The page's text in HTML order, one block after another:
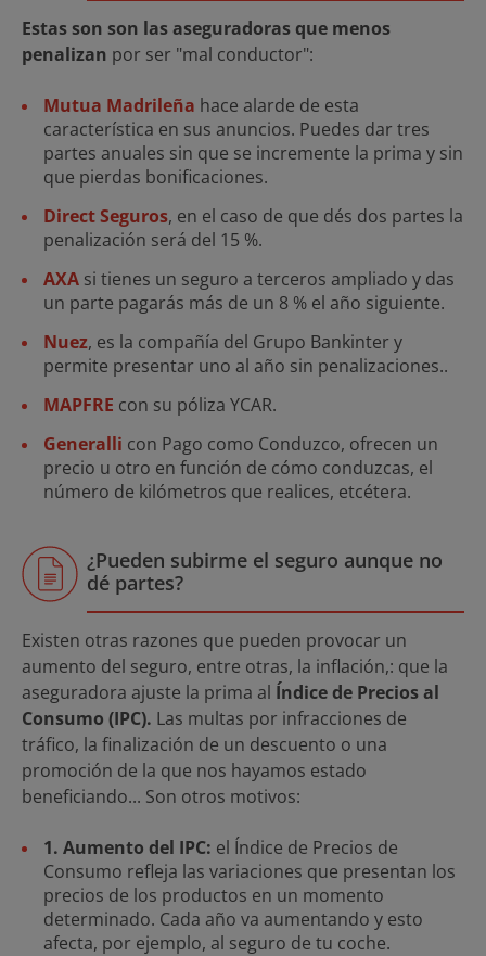
Estas son son las aseguradoras que menos
penalizan por ser "mal conductor":
Mutua Madrileña hace alarde de esta
característica en sus anuncios. Puedes dar tres
partes anuales sin que se incremente la prima y sin
que pierdas bonificaciones.
Direct Seguros, en el caso de que dés dos partes la
penalización será del 15 %.
AXA si tienes un seguro a terceros ampliado y das
un parte pagarás más de un 8 % el año siguiente.
Nuez, es la compañía del Grupo Bankinter y
permite presentar uno al año sin penalizaciones..
MAPFRE con su póliza YCAR.
Generalli con Pago como Conduzco, ofrecen un
precio u otro en función de cómo conduzcas, el
número de kilómetros que realices, etcétera.
¿Pueden subirme el seguro aunque no
dé partes?
Existen otras razones que pueden provocar un
aumento del seguro, entre otras, la inflación,: que la
aseguradora ajuste la prima al Índice de Precios al
Consumo (IPC). Las multas por infracciones de
tráfico, la finalización de un descuento o una
promoción de la que nos hayamos estado
beneficiando... Son otros motivos:
1. Aumento del IPC: el Índice de Precios de
Consumo refleja las variaciones que presentan los
precios de los productos en un momento
determinado. Cada año va aumentando y esto
afecta, por ejemplo, al seguro de tu coche.